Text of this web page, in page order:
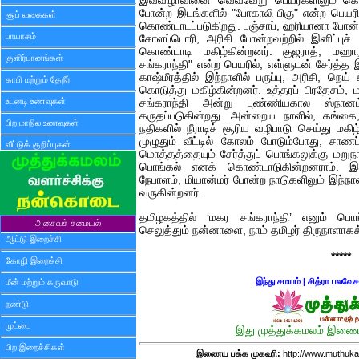
சூப் வகைகள்
பாயாசம்
குளிர்பானங்கள்
காபி மற்றும் தேநீர்
உடனடி உணவுகள்
பிற மாநில உணவுகள்
வீட்டுக் குறிப்புகள்
அசைவச் சமையல்
ஆட்டு இறைச்சி
கோழி இறைச்சி
மீன் மற்றும் கருவாடு
நண்டு
முட்டை
பிற இறைச்சிகள்
போன்ற இடங்களில் "போகாலி பிகு" என்ற
கொண்டாடப்படுகிறது. பஞ்சாப், ஹரியானா
சோளப்பொரி, அரிசி போன்றவற்றில் இனிப்புச்
கொண்டாடி மகிழ்கின்றனர். குஜராத்,
சங்கராந்தி" என்ற பெயரில், எள்ளுடன் சேர்த்த
காஷ்மீரத்தில் இந்நாளில் பருப்பு, அரிசி,
கொடுத்து மகிழ்கின்றனர். உத்தரப் பிரதேசம்,
சங்கராந்தி அன்று புண்ணியகால
கருதப்படுகின்றது. அன்றைய நாளில்,
நதிகளில் நீராடிச் சூரிய வழிபாடு செய்து
முழுதும் வீட்டில் கோலம் போடும்போது,
மொத்தத்தையும் சேர்த்துப் பொங்கலுக்கு
பொங்கல் எனக் கொண்டாடுகின்றனராம்.
நேபாளம், மியான்மர் போன்ற நாடுகளிலும்
வருகின்றனர்.
தமிழகத்தில் ‘மகர சங்கராந்தி’ எனும்
செலுத்தும் நன்னாளை, நாம் தமிழர்
*****
இந்து சமயம்| சித்ரா
இது முத்துக்கமலம்
இணைய பக்க முகவரி: http://